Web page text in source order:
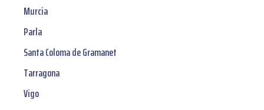
Murcia
Parla
Santa Coloma de Gramanet
Tarragona
Vigo